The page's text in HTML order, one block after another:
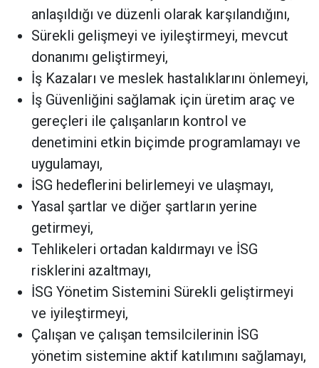
anlaşıldığı ve düzenli olarak karşılandığını,
Sürekli gelişmeyi ve iyileştirmeyi, mevcut
donanımı geliştirmeyi,
İş Kazaları ve meslek hastalıklarını önlemeyi,
İş Güvenliğini sağlamak için üretim araç ve
gereçleri ile çalışanların kontrol ve
denetimini etkin biçimde programlamayı ve
uygulamayı,
İSG hedeflerini belirlemeyi ve ulaşmayı,
Yasal şartlar ve diğer şartların yerine
getirmeyi,
Tehlikeleri ortadan kaldırmayı ve İSG
risklerini azaltmayı,
İSG Yönetim Sistemini Sürekli geliştirmeyi
ve iyileştirmeyi,
Çalışan ve çalışan temsilcilerinin İSG
yönetim sistemine aktif katılımını sağlamayı,